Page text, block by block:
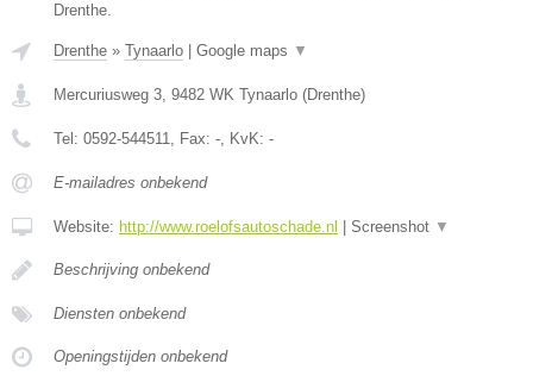
Drenthe.
Drenthe » Tynaarlo Google maps ▼
Mercuriusweg 3, 9482 WK Tynaarlo (Drenthe)
Tel: 0592-544511, Fax: -, KvK: -
E-mailadres onbekend
Website: http://www.roelofsautoschade.nl Screenshot ▼
Beschrijving onbekend
Diensten onbekend
Openingstijden onbekend